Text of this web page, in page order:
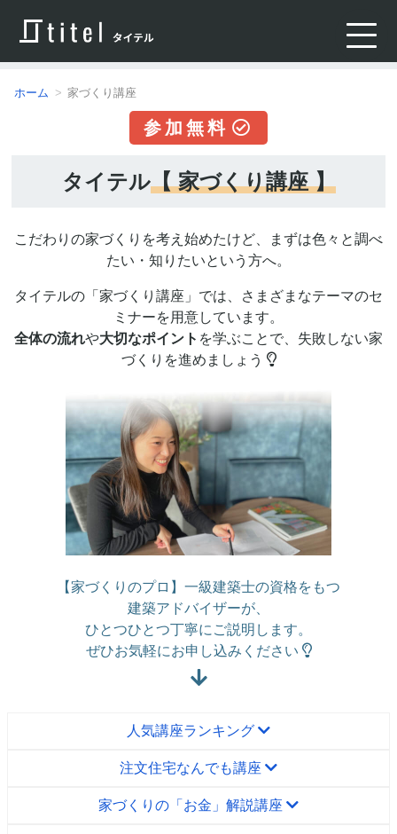
ホーム 家づくり講座
参加無料
タイテル【 家づくり講座 】
こだわりの家づくりを考え始めたけど、まずは色々と調べ
たい・ 知りたいという方へ。
タイテルの「家づくり講座」では、さまざまなテーマのセ
ミナーを用意しています。
全体の流れや大切なポイント を学ぶことで、失敗しない家
づくりを進めましょう
【家づくりのプロ】一級建築士の資格をもつ
建築アドバイザーが、
ひとつひとつ丁寧にご説明します。
ぜひお気軽にお申し込みください
人気講座ランキング
注文住宅なんでも講座
家づくりの「お金」解説講座